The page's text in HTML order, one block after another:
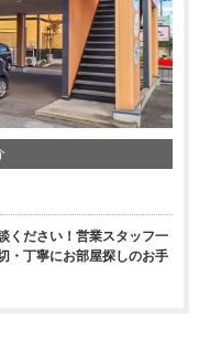
ください！営業スタッフ一
・丁寧にお部屋探しのお手